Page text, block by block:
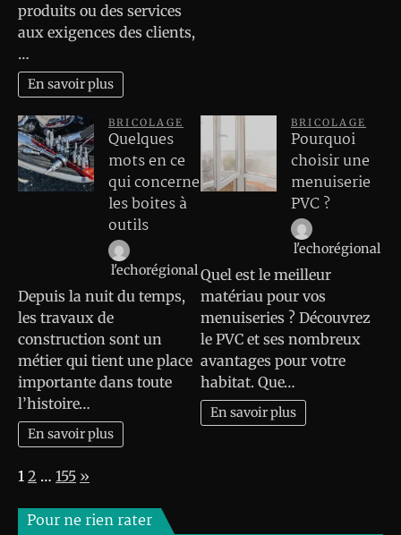
produits ou des services
aux exigences des clients,
…
En savoir plus
BRICOLAGE
Quelques
mots en ce
qui concerne
les boites à
outils
l'echorégional
Depuis la nuit du temps,
les travaux de
construction sont un
métier qui tient une place
importante dans toute
l’histoire…
En savoir plus
BRICOLAGE
Pourquoi
choisir une
menuiserie
PVC ?
l'echorégional
Quel est le meilleur
matériau pour vos
menuiseries ? Découvrez
le PVC et ses nombreux
avantages pour votre
habitat. Que…
En savoir plus
Page:
1 2 … 155 Next
»
Pour ne rien rater